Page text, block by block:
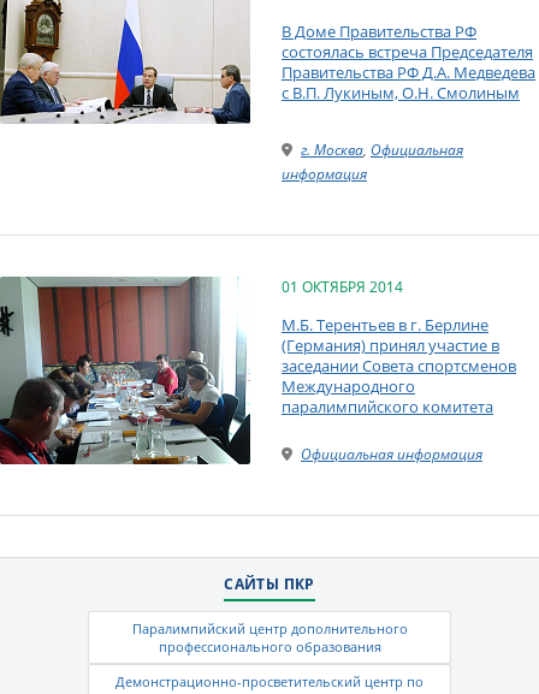
В Доме Правительства РФ
состоялась встреча Председателя
Правительства РФ Д.А. Медведева
с В.П. Лукиным, О.Н. Смолиным
г. Москва, Официальная
информация
01 ОКТЯБРЯ 2014
М.Б. Терентьев в г. Берлине
(Германия) принял участие в
заседании Совета спортсменов
Международного
паралимпийского комитета
Официальная информация
САЙТЫ ПКР
Паралимпийский центр дополнительного
профессионального образования
Демонстрационно-просветительский центр по